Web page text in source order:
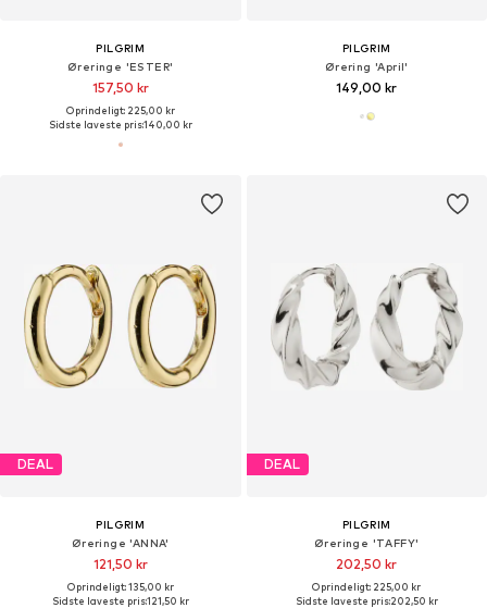
PILGRIM
Øreringe 'ESTER'
157,50 kr
Oprindeligt: 225,00 kr
Sidste laveste pris:140,00 kr
PILGRIM
Ørering 'April'
149,00 kr
DEAL
PILGRIM
Øreringe 'ANNA'
121,50 kr
Oprindeligt: 135,00 kr
Sidste laveste pris:121,50 kr
DEAL
PILGRIM
Øreringe 'TAFFY'
202,50 kr
Oprindeligt: 225,00 kr
Sidste laveste pris:202,50 kr